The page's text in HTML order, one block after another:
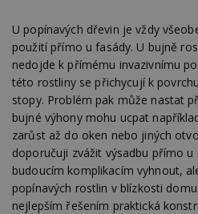
U popínavých dřevin je vždy
použití přímo u fasády. U bujně
nedojde k přímému invazivnímu
této rostliny se přichycují k
stopy. Problém pak může nastat
bujné výhony mohu ucpat
zarůst až do oken nebo jiných
doporučuji zvážit výsadbu přímo
budoucím komplikacím vyhnout,
popínavých rostlin v blízkosti
nejlepším řešením praktická